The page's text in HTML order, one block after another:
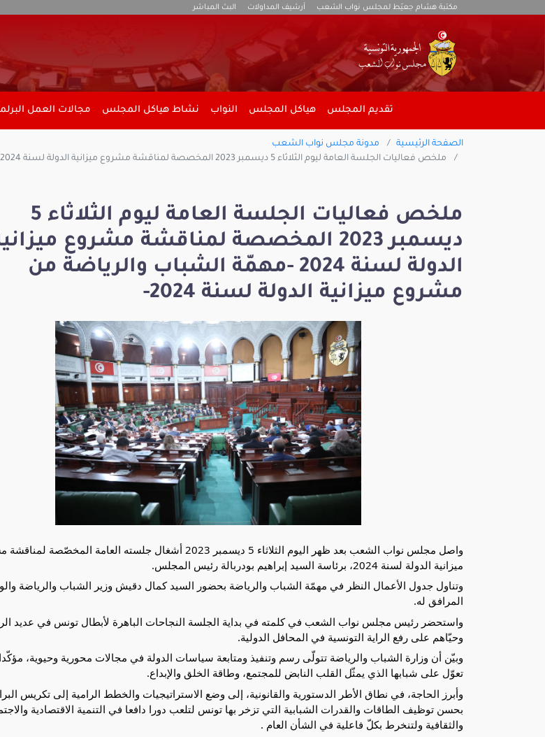
مكتبة هشام جعيّط لمجلس نواب الشعب أرشيف المداولات البث المباشر
تقديم المجلس هياكل المجلس النواب نشاط هياكل المجلس مجالات العمل
الصفحة الرئيسية
مدونة مجلس نواب الشعب
ملخص فعاليات الجلسة العامة ليوم الثلاثاء 5 ديسمبر 2023 المخصصة لمناقشة مشروع ميزانية الدولة لسنة 2024 -مهمّة الشباب والرياضة من مشروع ميزانية الدولة لسنة 2024-
ملخص فعاليات الجلسة العامة ليوم الثلاثاء 5
ديسمبر 2023 المخصصة لمناقشة مشروع
الدولة لسنة 2024 -مهمّة الشباب والرياضة من
مشروع ميزانية الدولة لسنة 2024-
واصل مجلس نواب الشعب بعد ظهر اليوم الثلاثاء 5 ديسمبر 2023 أشغال جلسته العامة المخصّصة
ميزانية الدولة لسنة 2024، برئاسة السيد إبراهيم بودربالة رئيس المجلس.
وتناول جدول الأعمال النظر في مهمّة الشباب والرياضة بحضور السيد كمال دقيش وزير الشباب والرياضة
المرافق له.
واستحضر رئيس مجلس نواب الشعب في كلمته في بداية الجلسة النجاحات الباهرة لأبطال تونس في عديد
وحيّاهم على رفع الراية التونسية في المحافل الدولية.
وبيّن أن وزارة الشباب والرياضة تتولّى رسم وتنفيذ ومتابعة سياسات الدولة في مجالات محورية وحيوية،
تعوّل على شبابها الذي يمثّل القلب النابض للمجتمع، وطاقة الخلق والإبداع.
وأبرز الحاجة، في نطاق الأطر الدستورية والقانونية، إلى وضع الاستراتيجيات والخطط الرامية إلى تكريس
بحسن توظيف الطاقات والقدرات الشبابية التي تزخر بها تونس لتلعب دورا دافعا في التنمية الاقتصادية
والثقافية ولتنخرط بكلّ فاعلية في الشأن العام .